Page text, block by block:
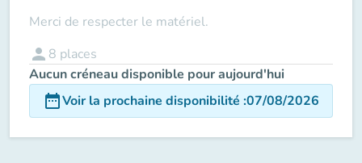
Merci de respecter le matériel.
person 8 places
Aucun créneau disponible pour aujourd'hui
date_rangeVoir la prochaine disponibilité :07/08/2026